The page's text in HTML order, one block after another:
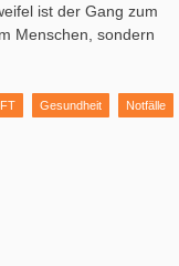
ist der Gang zum
Menschen, sondern
Gesundheit Notfälle